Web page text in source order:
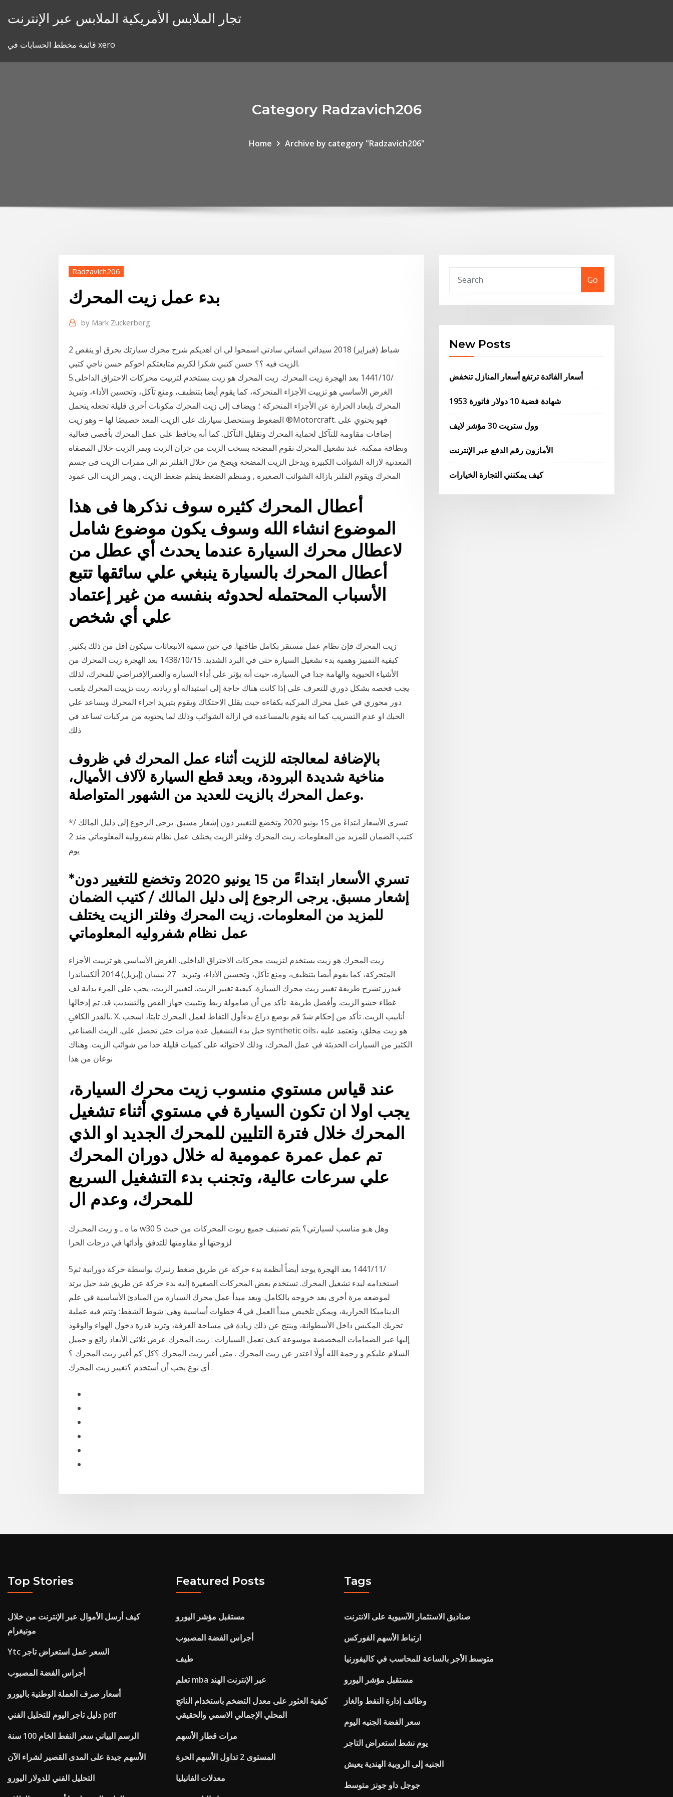
تجار الملابس الأمريكية الملابس عبر الإنترنت
قائمة مخطط الحسابات في xero
Category Radzavich206
Home Archive by category "Radzavich206"
Radzavich206
بدء عمل زيت المحرك
by Mark Zuckerberg
2 شباط (فبراير) 2018 سيداتي انساتي سادتي اسمحوا لي ان اهديكم شرح محرك سيارتك يحرق او ينقص
الزيت فيه ؟؟ حسن كتبي شكرا لكريم متابعتكم اخوكم حسن ناجي كتبي.
5‏‏/10‏‏/1441 بعد الهجرة زيت المحرك. زيت المحرك هو زيت يستخدم لتزييت محركات الاحتراق الداخلى.
الغرض الأساسي هو تزييت الأجزاء المتحركة، كما يقوم أيضا بتنظيف، ومنع تآكل، وتحسين الأداء، وتبريد
المحرك بإبعاد الحرارة عن الأجزاء المتحركة ؛ ويضاف إلى زيت المحرك مكونات أخرى قليلة تجعله يتحمل
الضغوط وستحصل سيارتك على الزيت المعد خصيصًا لها – وهو زيت ®Motorcraft. فهو يحتوي على
إضافات مقاومة للتآكل لحماية المحرك وتقليل التآكل. كما أنه يحافظ على عمل المحرك بأقصى فعالية
ونظافة ممكنة. عند تشغيل المحرك تقوم المضخة بسحب الزيت من خزان الزيت ويمر الزيت خلال المصفاة
المعدنية لازالة الشوائب الكبيرة ويدخل الزيت المضخة ويضخ من خلال الفلتر ثم الى ممرات الزيت فى جسم
المحرك ويقوم الفلتر بازالة الشوائب الصغيرة , ومنظم الضغط ينظم ضغط الزيت , ويمر الزيت الى عمود
أعطال المحرك كثيره سوف نذكرها فى هذا
الموضوع انشاء الله وسوف يكون موضوع شامل
لاعطال محرك السيارة عندما يحدث أي عطل من
أعطال المحرك بالسيارة ينبغي علي سائقها تتبع
الأسباب المحتمله لحدوثه بنفسه من غير إعتماد
علي أي شخص
زيت المحرك فإن نظام عمل مستقر بكامل طاقتها. في حين سمية الانبعاثات سيكون أقل من ذلك بكثير.
كيفية التمييز وهمية بدء تشغيل السيارة حتى في البرد الشديد. 15‏‏/10‏‏/1438 بعد الهجرة زيت المحرك من
الأشياء الحيوية والهامة جدا في السيارة، حيث أنه يؤثر على أداء السيارة والعمرالإفتراضي للمحرك، لذلك
يجب فحصه بشكل دوري للتعرف على إذا كانت هناك حاجة إلى استبداله أو زيادته. زيت تزييت المحرك يلعب
دور محوري في عمل محرك المركبه بكفاءه حيث يقلل الاحتكاك ويقوم بتبريد اجزاء المحرك ويساعد علي
الحبك او عدم التسريب كما انه يقوم بالمساعده في ازالة الشوائب وذلك لما يحتويه من مركبات تساعد في
ذلك
بالإضافة لمعالجته للزيت أثناء عمل المحرك في ظروف
مناخية شديدة البرودة، وبعد قطع السيارة لآلاف الأميال،
وعمل المحرك بالزيت للعديد من الشهور المتواصلة.
*تسري الأسعار ابتداءً من 15 يونيو 2020 وتخضع للتغيير دون إشعار مسبق. يرجى الرجوع إلى دليل المالك /
كتيب الضمان للمزيد من المعلومات. زيت المحرك وفلتر الزيت يختلف عمل نظام شفروليه المعلوماتي منذ 2
يوم
*تسري الأسعار ابتداءً من 15 يونيو 2020 وتخضع للتغيير دون
إشعار مسبق. يرجى الرجوع إلى دليل المالك / كتيب الضمان
للمزيد من المعلومات. زيت المحرك وفلتر الزيت يختلف
عمل نظام شفروليه المعلوماتي
زيت المحرك هو زيت يستخدم لتزييت محركات الاحتراق الداخلى. الغرض الأساسي هو تزييت الأجزاء
المتحركة، كما يقوم أيضا بتنظيف، ومنع تآكل، وتحسين الأداء، وتبريد 27 نيسان (إبريل) 2014 ألكساندرا
فيدرز تشرح طريقة تغيير زيت محرك السيارة. كيفية تغيير الزيت. لتغيير الزيت، يجب على المرء بداية لف
غطاء حشو الزيت. وأفضل طريقة ﺗﺄﻛﺪ ﻣﻦ أن ﺻﺎﻣﻮﻟﺔ رﺑﻂ وﺗﺜﺒﻴﺖ ﺟﻬﺎز اﻟﻘﺺ واﻟﺘﺸﺬﻳﺐ ﻗﺪ. ﺗﻢ إدﺧﺎﻟﻬﺎ
ﺑﺎﻟﻘﺪر اﻟﻜﺎﰲ. X. أﻧﺎﺑﻴﺐ اﻟﺰﻳﺖ. ﺗﺄﻛﺪ ﻣﻦ إﺣﻜﺎم ﺷﺪّ ﻗﻢ ﺑﻮﺿﻊ ذراع ﺑﺪءأول اﻟﺘﻘﺎط ﻟﻌﻤﻞ اﻟﻤﺤﺮك ﺛﺎﺑﺘﺎ، اﺳﺤﺐ
ﺣﺒﻞ ﺑﺪء اﻟﺘﺸﻐﻴﻞ ﻋﺪة ﻣﺮات ﺣﺘﻰ ﺗﺤﺼﻞ ﻋﻠﻰ. الزيت الصناعي synthetic oils، هو زيت مخلق، وتعتمد عليه
الكثير من السيارات الحديثة في عمل المحرك، وذلك لاحتوائه على كميات قليلة جدا من شوائب الزيت. وهناك
عند قياس مستوي منسوب زيت محرك السيارة،
يجب اولا ان تكون السيارة في مستوي أثناء تشغيل
المحرك خلال فترة التليين للمحرك الجديد او الذي
تم عمل عمرة عمومية له خلال دوران المحرك
علي سرعات عالية، وتجنب بدء التشغيل السريع
للمحرك، وعدم ال
ما ه ـ و زيت المحـرك w30 5 وهل هـو مناسب لسيارتي؟ يتم تصنيف جميع زيوت المحركات من حيث
لزوجتها أو مقاومتها للتدفق وأدائها في درجات الحرا
5‏‏/11‏‏/1441 بعد الهجرة يوجد أيضاً أنظمة بدء حركة عن طريق ضغط زنبرك بواسطة حركة دورانية ثم
استخدامه لبدء تشغيل المحرك. تستخدم بعض المحركات الصغيرة إليه بدء حركة عن طريق شد حبل يرتد
لموضعه مرة أخرى بعد خروجه بالكامل. ويعد مبدأ عمل محرك السيارة من المبادئ الأساسية في علم
الديناميكا الحرارية، ويمكن تلخيص مبدأ العمل في 4 خطوات أساسية وهي: شوط الشفط: وتتم فيه عملية
تحريك المكبس داخل الأسطوانة، وينتج عن ذلك زيادة في مساحة الغرفة، وتزيد قدرة دخول الهواء والوقود
إليها عبر الصمامات المخصصة موسوعة كيف تعمل السيارات : زيت المحرك عرض ثلاثي الأبعاد رائع و جميل
السلام عليكم و رحمة الله أولًا اعتذر عن زيت المحرك . متى أغير زيت المحرك ؟كل كم أغير زيت المحرك ؟
أي نوع يجب أن أستخدم ؟تغيير زيت المحرك .
Go
New Posts
أسعار الفائدة ترتفع أسعار المنازل تنخفض
شهادة فضية 10 دولار فاتورة 1953
وول ستريت 30 مؤشر لايف
الأمازون رقم الدفع عبر الإنترنت
كيف يمكنني التجارة الخيارات
Top Stories
كيف أرسل الأموال عبر الإنترنت من خلال
مونيغرام
Ytc السعر عمل استعراض تاجر
أجراس الفضة المصبوب
أسعار صرف العملة الوطنية باليورو
دليل تاجر اليوم للتحليل الفني pdf
الرسم البياني سعر النفط الخام 100 سنة
الأسهم جيدة على المدى القصير لشراء الآن
التحليل الفني للدولار اليورو
Featured Posts
مستقبل مؤشر اليورو
أجراس الفضة المصبوب
طيف
تعلم mba عبر الإنترنت الهند
كيفية العثور على معدل التضخم باستخدام الناتج
المحلي الإجمالي الاسمي والحقيقي
مرات قطار الأسهم
المستوى 2 تداول الأسهم الحرة
معدلات الفانيليا
Tags
صناديق الاستثمار الآسيوية على الانترنت
ارتباط الأسهم الفوركس
متوسط ​​الأجر بالساعة للمحاسب في كاليفورنيا
مستقبل مؤشر اليورو
وظائف إدارة النفط والغاز
سعر الفضة الجنيه اليوم
يوم نشط استعراض التاجر
الجنيه إلى الروبية الهندية يعيش
جوجل داو جونز متوسط